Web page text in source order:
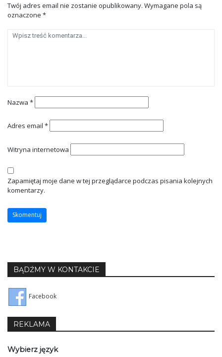
Twój adres email nie zostanie opublikowany. Wymagane pola są
oznaczone *
Nazwa *
Adres email *
Witryna internetowa
Zapamiętaj moje dane w tej przeglądarce podczas pisania kolejnych
komentarzy.
BĄDŹMY W KONTAKCIE
Facebook
REKLAMA
Wybierz język